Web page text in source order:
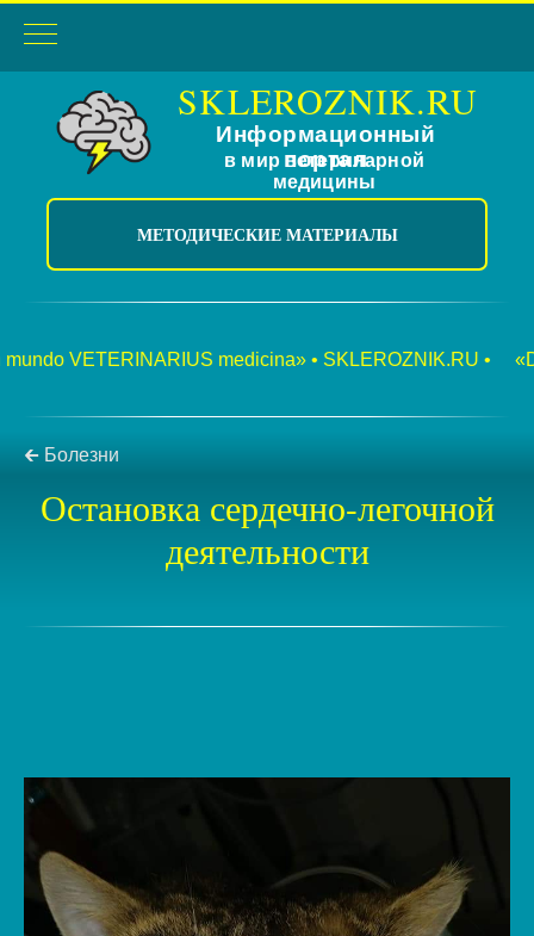
SKLEROZNIK.RU
в мир ветеринарной
медицины
Информационный
портал
МЕТОДИЧЕСКИЕ МАТЕРИАЛЫ
VETERINARIUS medicina» • SKLEROZNIK.RU • «Dux
🡰 Болезни
Остановка сердечно-легочной
деятельности